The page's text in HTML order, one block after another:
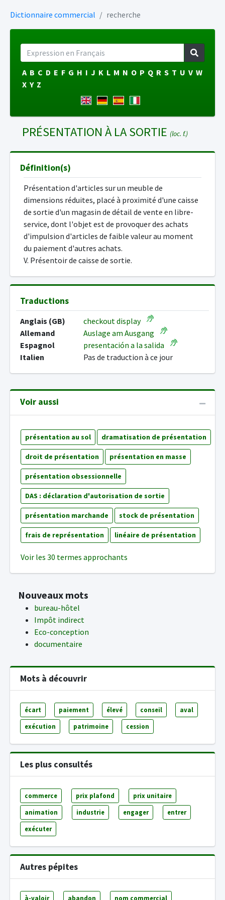
Dictionnaire commercial recherche
A B C D E F G H I J K L M N O P Q R S T U V W
X Y Z
PRÉSENTATION À LA SORTIE (loc. f.)
Définition(s)
Présentation d'articles sur un meuble de
dimensions réduites, placé à proximité d'une caisse
de sortie d'un magasin de détail de vente en libre-
service, dont l'objet est de provoquer des achats
d'impulsion d'articles de faible valeur au moment
du paiement d'autres achats.
V. Présentoir de caisse de sortie.
Traductions
Anglais (GB)
checkout display
Allemand
Auslage am Ausgang
Espagnol
presentación a la salida
Italien
Pas de traduction à ce jour
Voir aussi
présentation au sol dramatisation de présentation
droit de présentation présentation en masse
présentation obsessionnelle
DAS : déclaration d'autorisation de sortie
présentation marchande stock de présentation
frais de représentation linéaire de présentation
Voir les 30 termes approchants
Nouveaux mots
bureau-hôtel
Impôt indirect
Eco-conception
documentaire
Mots à découvrir
écart paiement élevé conseil aval
exécution patrimoine cession
Les plus consultés
commerce prix plafond prix unitaire
animation industrie engager entrer
exécuter
Autres pépites
à-valoir abandon nom commercial